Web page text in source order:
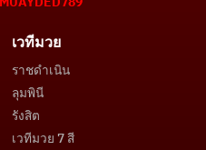
เวทีมวย
ราชดำเนิน
ลุมพินี
รังสิต
เวทีมวย 7 สี